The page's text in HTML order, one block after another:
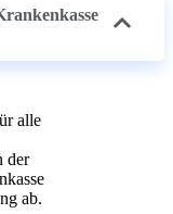
alle
der
ab.